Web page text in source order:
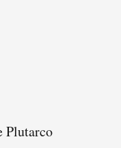
Plutarco